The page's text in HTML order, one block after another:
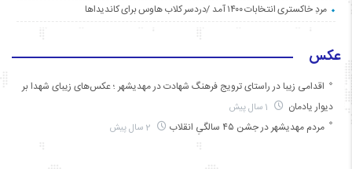
مردِ خاکستری انتخابات ۱۴۰۰ آمد /دردسر کلاب هاوس برای کاندیداها
عکس
اقدامی زیبا در راستای ترویج فرهنگ شهادت در مهدیشهر ؛ عکس‌های زیبای شهدا بر
دیوار یادمان
مردم مهدیشهر در جشن ۴۵ سالگیِ انقلاب